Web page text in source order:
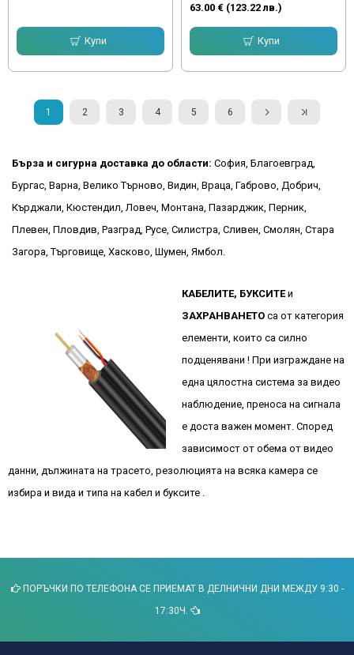
КАБЕЛИТЕ, БУКСИТЕи
ЗАХРАНВАНЕТО са от категория
елементи, които са силно
подценявани ! При изграждане на
една цялостна система за видео
наблюдение, преноса на сигнала
е доста важен момент. Според
зависимост от обема от видео
данни, дължината на трасето, резолюцията на всяка камера се
избира и вида и типа на кабел и буксите .
Купи
63.00 € (123.22 лв.)
Купи
1 2 3 4 5 6
Бърза и сигурна доставка до области: София, Благоевград,
Бургас, Варна, Велико Търново, Видин, Враца, Габрово, Добрич,
Кърджали, Кюстендил, Ловеч, Монтана, Пазарджик, Перник,
Плевен, Пловдив, Разград, Русе, Силистра, Сливен, Смолян, Стара
Загора, Търговище, Хасково, Шумен, Ямбол.
ПОРЪЧКИ ПО ТЕЛЕФОНА СЕ ПРИЕМАТ В ДЕЛНИЧНИ ДНИ МЕЖДУ 9:30 -
17:30Ч.